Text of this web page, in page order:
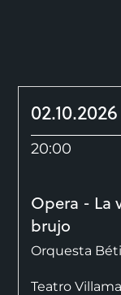
02.10.2026
20:00
Opera - La
brujo
Orquesta
Teatro